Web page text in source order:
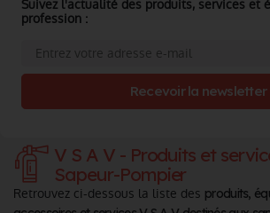
V S A V - Produits et
Sapeur-Pompier
Retrouvez ci-dessous la liste des produits,
Suivez l'actualité des produits, services et
profession :
Recevoir la newsletter